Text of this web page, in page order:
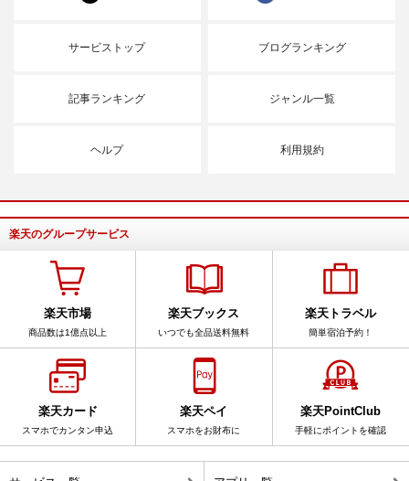
サービストップ ブログランキング
記事ランキング ジャンル一覧
ヘルプ 利用規約
楽天のグループサービス
楽天市場
商品数は1億点以上
楽天ブックス
いつでも全品送料無料
楽天トラベル
簡単宿泊予約！
楽天カード
スマホでカンタン申込
楽天ペイ
スマホをお財布に
楽天PointClub
手軽にポイントを確認